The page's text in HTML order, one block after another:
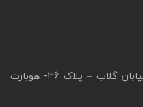
آدرس : ایران – تهران – آریا شهر – خیابان گلاب – پلاک 36- هوبارت